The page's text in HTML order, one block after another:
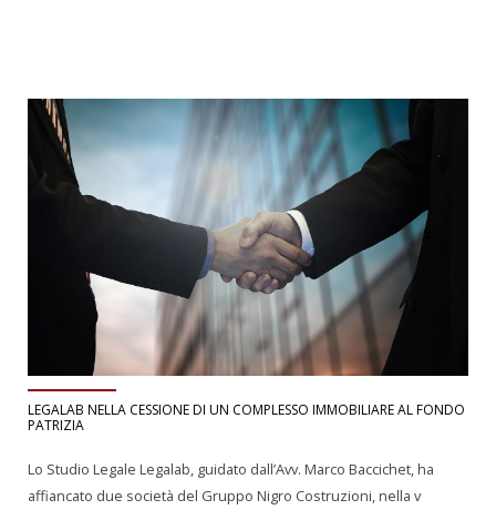
LEGALAB NELLA CESSIONE DI UN COMPLESSO IMMOBILIARE AL FONDO
PATRIZIA
Lo Studio Legale Legalab, guidato dall’Avv. Marco Baccichet, ha
affiancato due società del Gruppo Nigro Costruzioni, nella v